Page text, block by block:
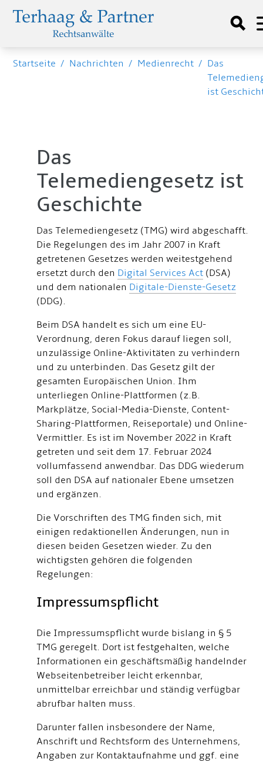
Startseite / Nachrichten / Medienrecht / Das
ist
Das
Telemediengesetz ist
Geschichte
Das Telemediengesetz (TMG) wird abgeschafft.
Die Regelungen des im Jahr 2007 in Kraft
getretenen Gesetzes werden weitestgehend
ersetzt durch den Digital Services Act (DSA)
und dem nationalen Digitale-Dienste-Gesetz
(DDG).
Beim DSA handelt es sich um eine EU-
Verordnung, deren Fokus darauf liegen soll,
unzulässige Online-Aktivitäten zu verhindern
und zu unterbinden. Das Gesetz gilt der
gesamten Europäischen Union. Ihm
unterliegen Online-Plattformen (z.B.
Markplätze, Social-Media-Dienste, Content-
Sharing-Plattformen, Reiseportale) und Online-
Vermittler. Es ist im November 2022 in Kraft
getreten und seit dem 17. Februar 2024
vollumfassend anwendbar. Das DDG wiederum
soll den DSA auf nationaler Ebene umsetzen
und ergänzen.
Die Vorschriften des TMG finden sich, mit
einigen redaktionellen Änderungen, nun in
diesen beiden Gesetzen wieder. Zu den
wichtigsten gehören die folgenden
Regelungen:
Impressumspflicht
Die Impressumspflicht wurde bislang in § 5
TMG geregelt. Dort ist festgehalten, welche
Informationen ein geschäftsmäßig handelnder
Webseitenbetreiber leicht erkennbar,
unmittelbar erreichbar und ständig verfügbar
abrufbar halten muss.
Darunter fallen insbesondere der Name,
Anschrift und Rechtsform des Unternehmens,
Angaben zur Kontaktaufnahme und ggf. eine